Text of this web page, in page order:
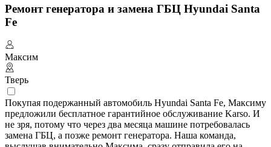
Ремонт генератора и замена ГБЦ Hyundai Santa
Fe
Максим
Тверь
Покупая подержанный автомобиль Hyundai Santa Fe, Максиму
предложили бесплатное гарантийное обслуживание Karso. И
не зря, потому что через два месяца машине потребовалась
замена ГБЦ, а позже ремонт генератора. Наша команда,